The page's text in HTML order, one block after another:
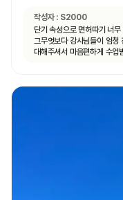
작성자 : S2000
단기 속성으로 면허따기 너
그무엇보다 강사님들이 엄청
대해주셔서 마음편하게 수